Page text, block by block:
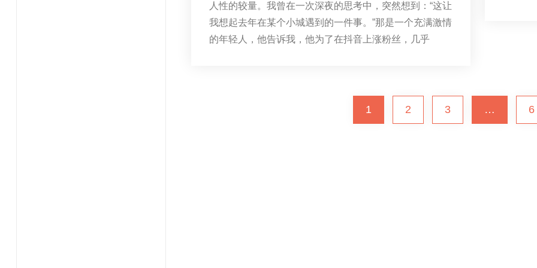
人性的较量。我曾在一次深夜的思考中，突然想到：“这让
我想起去年在某个小城遇到的一件事。”那是一个充满激情
的年轻人，他告诉我，他为了在抖音上涨粉丝，几乎
1 2 3 … 6